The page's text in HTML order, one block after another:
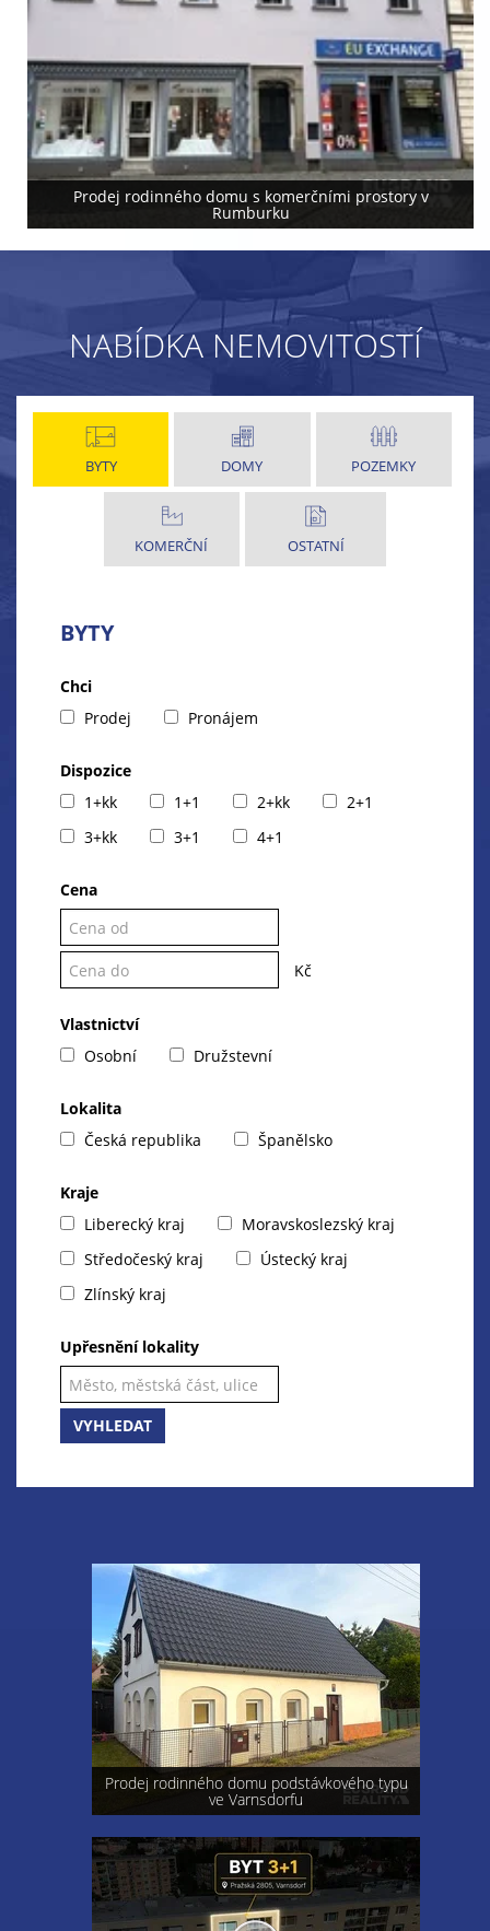
Prodej rodinného domu s komerčními prostory v
Rumburku
NABÍDKA NEMOVITOSTÍ
BYTY DOMY POZEMKY
KOMERČNÍ OSTATNÍ
BYTY
Chci
Prodej
Pronájem
Dispozice
1+kk
1+1 2+kk
2+1
3+kk
3+1 4+1
Cena
Kč
Vlastnictví
Osobní
Družstevní
Lokalita
Česká republika
Španělsko
Kraje
Liberecký kraj
Moravskoslezský kraj
Středočeský kraj
Ústecký kraj
Zlínský kraj
Upřesnění lokality
VYHLEDAT
Prodej rodinného domu podstávkového typu
ve Varnsdorfu